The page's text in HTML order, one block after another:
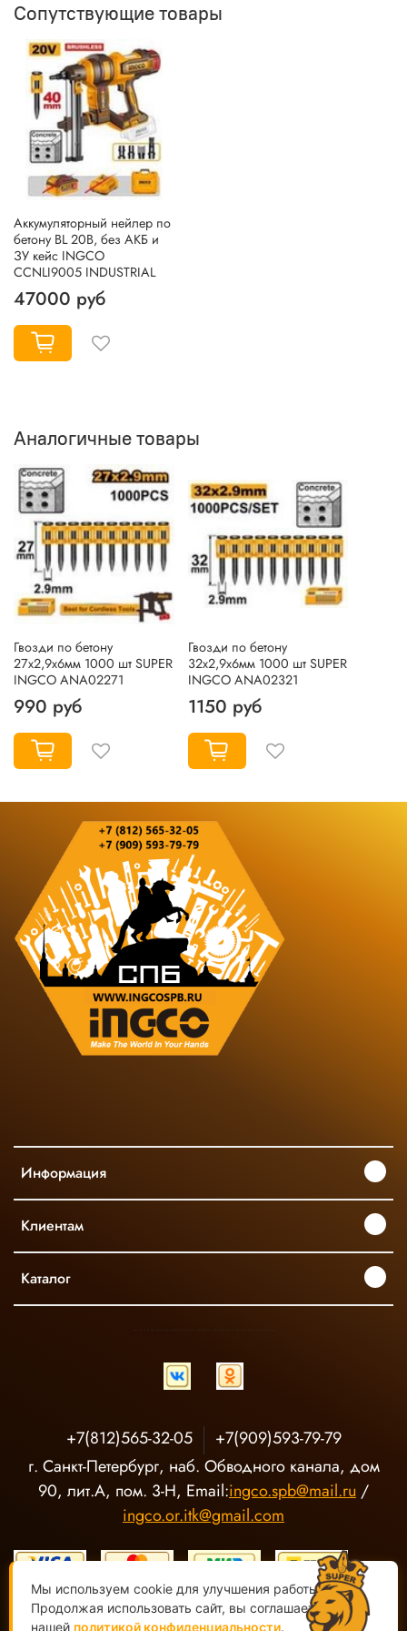
Сопутствующие товары
Аккумуляторный нейлер по
бетону BL 20В, без АКБ и
ЗУ кейс INGCO
CCNLI9005 INDUSTRIAL
47000 руб
Аналогичные товары
Гвозди по бетону
27х2,9х6мм 1000 шт SUPER
INGCO ANA02271
990 руб
Гвозди по бетону
32х2,9х6мм 1000 шт SUPER
INGCO ANA02321
1150 руб
Информация
Клиентам
Каталог
+7(812)565-32-05
+7(909)593-79-79
г. Санкт-Петербург, наб. Обводного канала, дом
90, лит.А, пом. 3-Н, Email:ingco.spb@mail.ru /
ingco.or.itk@gmail.com
Мы используем cookie для улучшения работы сайта.
Продолжая использовать сайт, вы соглашаетесь с
нашей политикой конфиденциальности.